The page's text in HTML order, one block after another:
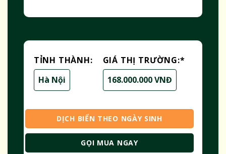
TỈNH THÀNH:
Hà Nội
GIÁ THỊ TRƯỜNG:*
168.000.000 VNĐ
DỊCH BIỂN THEO NGÀY SINH
GỌI MUA NGAY